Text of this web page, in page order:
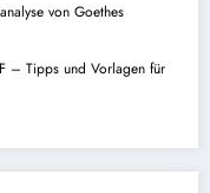
von Goethes
– Tipps und Vorlagen für